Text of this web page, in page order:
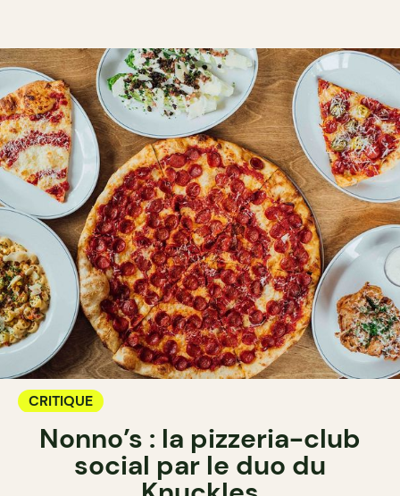
CRITIQUE
Nonno’s : la pizzeria-club
social par le duo du